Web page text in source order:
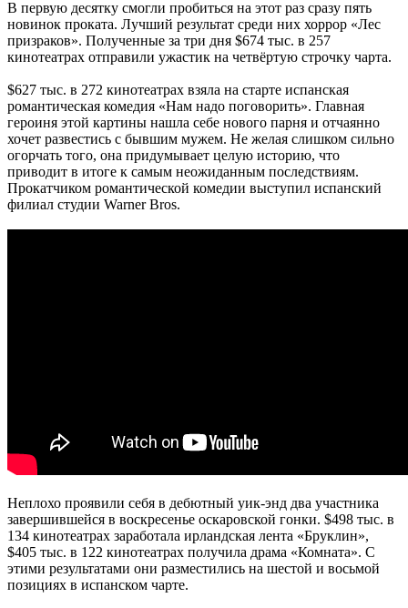
В первую десятку смогли пробиться на этот раз сразу пять
новинок проката. Лучший результат среди них хоррор «Лес
призраков». Полученные за три дня $674 тыс. в 257
кинотеатрах отправили ужастик на четвёртую строчку чарта.
$627 тыс. в 272 кинотеатрах взяла на старте испанская
романтическая комедия «Нам надо поговорить». Главная
героиня этой картины нашла себе нового парня и отчаянно
хочет развестись с бывшим мужем. Не желая слишком сильно
огорчать того, она придумывает целую историю, что
приводит в итоге к самым неожиданным последствиям.
Прокатчиком романтической комедии выступил испанский
филиал студии Warner Bros.
Неплохо проявили себя в дебютный уик-энд два участника
завершившейся в воскресенье оскаровской гонки. $498 тыс. в
134 кинотеатрах заработала ирландская лента «Бруклин»,
$405 тыс. в 122 кинотеатрах получила драма «Комната». С
этими результатами они разместились на шестой и восьмой
позициях в испанском чарте.